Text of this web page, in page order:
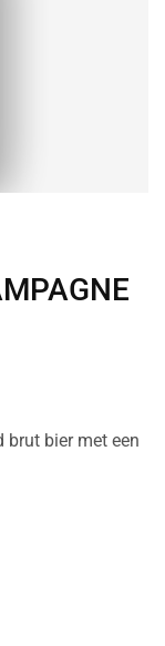
brut bier met een